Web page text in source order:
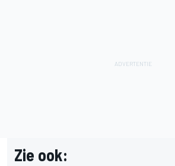
Zie ook: